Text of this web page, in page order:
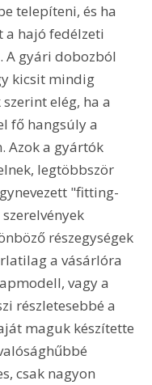
telepíteni, és ha
a hajó fedélzeti
A gyári dobozból
kicsit mindig
elég, ha a
fő hangsúly a
Azok a gyártók
legtöbbször
"fitting-
részegységek
a vásárlóra
vagy a
részletesebbé a
maguk készítette
csak nagyon